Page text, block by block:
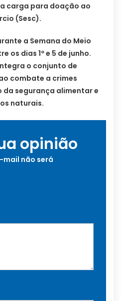
carga para doação ao
(Sesc).
a Semana do Meio
os dias 1º e 5 de junho.
o conjunto de
combate a crimes
segurança alimentar e
naturais.
opinião
mail não será